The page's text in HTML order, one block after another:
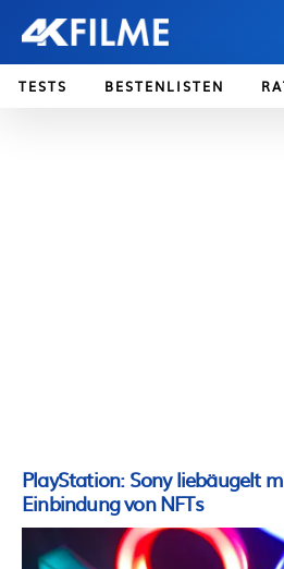
TESTS BESTENLISTEN
PlayStation: Sony liebäugelt
Einbindung von NFTs